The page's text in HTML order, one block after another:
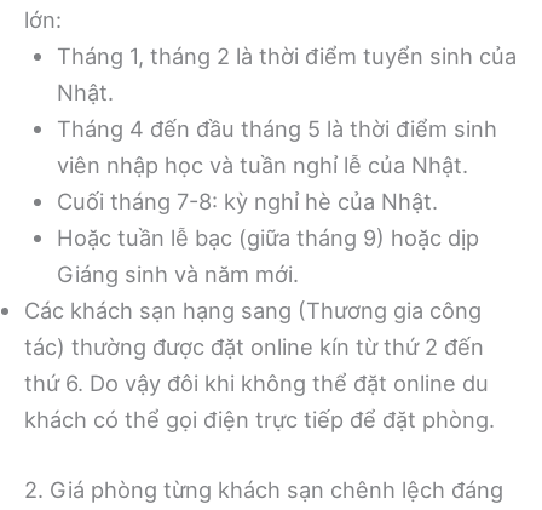
lớn:
Tháng 1, tháng 2 là thời điểm tuyển sinh của
Nhật.
Tháng 4 đến đầu tháng 5 là thời điểm sinh
viên nhập học và tuần nghỉ lễ của Nhật.
Cuối tháng 7-8: kỳ nghỉ hè của Nhật.
Hoặc tuần lễ bạc (giữa tháng 9) hoặc dịp
Giáng sinh và năm mới.
Các khách sạn hạng sang (Thương gia công
tác) thường được đặt online kín từ thứ 2 đến
thứ 6. Do vậy đôi khi không thể đặt online du
khách có thể gọi điện trực tiếp để đặt phòng.
2. Giá phòng từng khách sạn chênh lệch đáng